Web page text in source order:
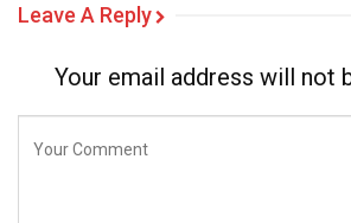
Leave A Reply
Your email address will not